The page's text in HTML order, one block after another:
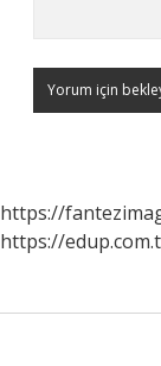
https://
https://